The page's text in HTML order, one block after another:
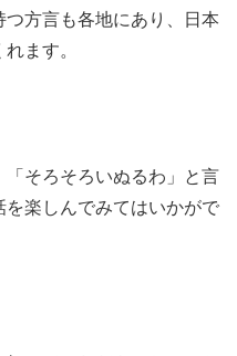
方言も各地にあり、日本
ます。
そろそろいぬるわ」と言
楽しんでみてはいかがで